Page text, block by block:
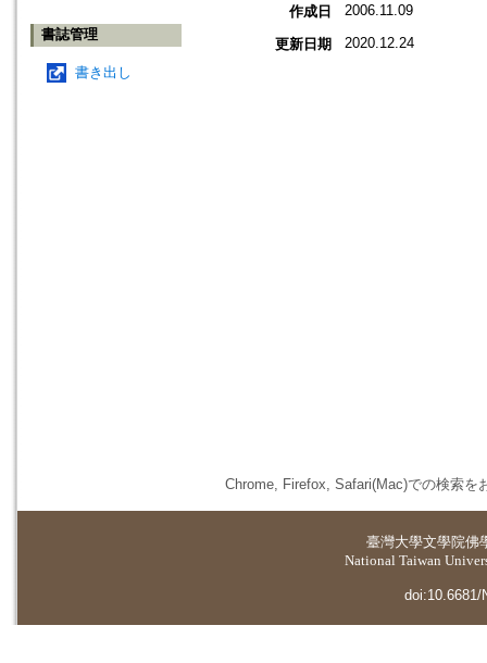
書誌管理
書き出し
作成日 2006.11.09
更新日期 2020.12.24
Chrome, Firefox, Safari(Mac)での検索を
臺灣大學文學院佛
National Taiwan
doi:10.6681/